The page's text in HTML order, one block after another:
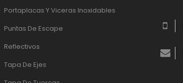
Portaplacas Y Viceras Inoxidables
Puntas De Escape
Reflectivos
Tapa De Ejes